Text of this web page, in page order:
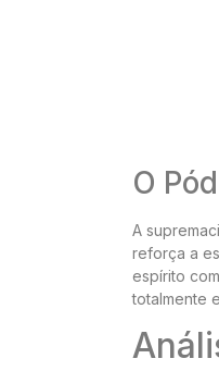
O
A
reforça a
espírito
totalmente